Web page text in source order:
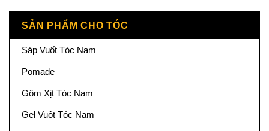
SẢN PHẨM CHO TÓC
Sáp Vuốt Tóc Nam
Pomade
Gôm Xịt Tóc Nam
Gel Vuốt Tóc Nam